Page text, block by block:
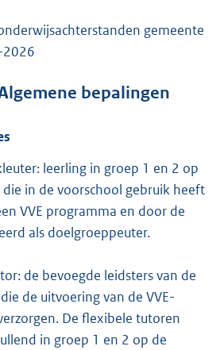
gemeente
bepalingen
leerling in groep 1 en 2 op
die in de voorschool gebruik heeft
VVE programma en door de
als doelgroeppeuter.
de bevoegde leidsters van de
de uitvoering van de VVE-
De flexibele tutoren
in groep 1 en 2 op de